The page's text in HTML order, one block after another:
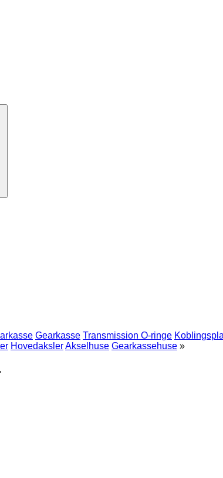
Gearkasse Transmission O-ringe
HovedakslerAkselhuse Gearkassehuse »